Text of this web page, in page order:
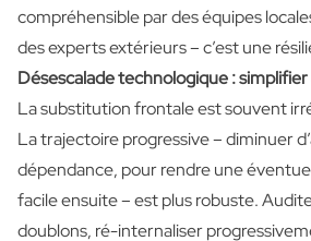
compréhensible par des équipes
des experts extérieurs – c’est une
Désescalade technologique :
La substitution frontale est souvent
La trajectoire progressive – diminuer
dépendance, pour rendre une
facile ensuite – est plus robuste.
doublons, ré-internaliser